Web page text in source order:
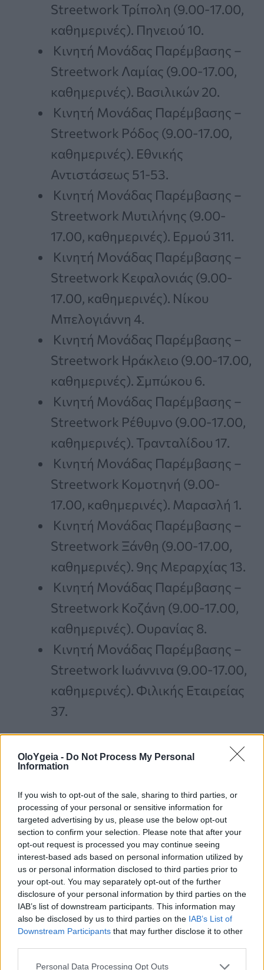
OloYgeia - Do Not Process My Personal
Information
If you wish to opt-out of the sale, sharing to third parties, or
processing of your personal or sensitive information for
targeted advertising by us, please use the below opt-out
section to confirm your selection. Please note that after your
opt-out request is processed you may continue seeing
interest-based ads based on personal information utilized by
us or personal information disclosed to third parties prior to
your opt-out. You may separately opt-out of the further
disclosure of your personal information by third parties on the
IAB’s list of downstream participants. This information may
also be disclosed by us to third parties on the IAB’s List of
Downstream Participants that may further disclose it to other
Personal Data Processing Opt Outs
Streetwork Τρίπολη (9.00-17.00,
καθημερινές). Πηνειού 10.
Κινητή Μονάδας Παρέμβασης –
Streetwork Λαμίας (9.00-17.00,
καθημερινές). Βασιλικών 20.
Κινητή Μονάδας Παρέμβασης –
Streetwork Ρόδος (9.00-17.00,
καθημερινές). Εθνικής
Αντιστάσεως 51-53.
Κινητή Μονάδας Παρέμβασης –
Streetwork Μυτιλήνης (9.00-
17.00, καθημερινές). Ερμού 311.
Κινητή Μονάδας Παρέμβασης –
Streetwork Κεφαλονιάς (9.00-
17.00, καθημερινές). Νίκου
Μπελογιάννη 4.
Κινητή Μονάδας Παρέμβασης –
Streetwork Ηράκλειο (9.00-17.00,
καθημερινές). Σμπώκου 6.
Κινητή Μονάδας Παρέμβασης –
Streetwork Ρέθυμνο (9.00-17.00,
καθημερινές). Τρανταλίδου 17.
Κινητή Μονάδας Παρέμβασης –
Streetwork Κομοτηνή (9.00-
17.00, καθημερινές). Μαρασλή 1.
Κινητή Μονάδας Παρέμβασης –
Streetwork Ξάνθη (9.00-17.00,
καθημερινές). 9ης Μεραρχίας 13.
Κινητή Μονάδας Παρέμβασης –
Streetwork Κοζάνη (9.00-17.00,
καθημερινές). Ουρανίας 8.
Κινητή Μονάδας Παρέμβασης –
Streetwork Ιωάννινα (9.00-17.00,
καθημερινές). Φιλικής Εταιρείας
37.
Διαβάστε Περισσότερα
Δροσιστείτε άμεσα τις ζεστές μέρες με
το κόλπο των 10 δευτερολέπτων που
λατρεύουν οι… σεφ
Πώς να δροσιστείτε όλο το καλοκαίρι
χωρίς Air Condition – Τα κόλπα των
ειδικών
Η καλοκαιρινή εμφάνιση της Pippa
Middleton δείχνει πώς να ντυθείτε
κομψά στη ζέστη